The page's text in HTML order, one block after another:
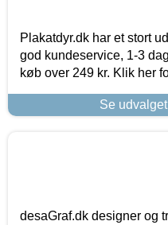
Plakatdyr.dk har et stort
god kundeservice, 1-3
køb over 249 kr. Klik her
Se
desaGraf.dk designer og